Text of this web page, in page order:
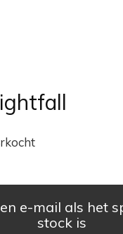
e-mail als het
stock is